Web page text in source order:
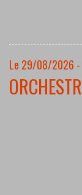
Le 29/08/2026 -